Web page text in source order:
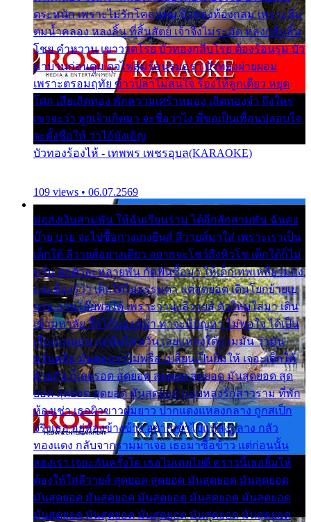
ตระหนัก เพราะไม่รักโคลนตม บัวทองท้องกลม เพราะลืม
ตมน้ำคลอง หลงลิ้น ที่สิ้นสัตย์ เจ้าจึงไม่ระมัด หลงกลิ่นลิ้น
โชย คำหวาน เขาวาดโรย บัวทองกลีบโรย ต้องร้อนรุม บัว
มาบานก่อนตูม ดุจไฟสุมร้อนรุมอุรา บัวทองผ่ายผอม
เพราะตรอมฤทัย ข้าวปลาไม่สนใจ ร้องไห้ลูกเดียว หยุด
โศก เสียเถิดทอง พักความเศร้าหมอง เถิดทองจ๋า ถึงใคร
เขาจะว่า ลูกเจ้าเกิดมา จะชื่อว่าไง พี่ขอเป็นเพื่อนปลอบใจ
จะตั้งชื่อให้ ว่าไอ้บังเอิญ
บัวทองร้องไห้ - เทพพร เพชรอุบล(KARAOKE)
109 views • 06.07.2569
พ่อส่งเงินสามพัน ให้ฉันเรียนราม ได้อีกสักสามพัน ฉันคง
บ๊าย บาย จะไปซื้อกางเกงยีนส์ ลีวายส์มาใส่ เพราะเราเป็น
เด็กใต้ ลีวายส์อย่างเดียว อยากจะโชว์ถึงหิวโซ เด็กใต้ก็ไม่
หวั่น ตกตัวละหลายพัน กัดฟันซื้อมา ให้เด็กเทพเหลียวมอง
และต้องรู้ว่า เด็กใต้ไม่ธรรมดา แต่สุดยอด เดินโยกย้ายเย
ยวน กวนโอ๊ยพอได้ เพราะว่านุ่งลีวายส์ ตัวใหม่ใส่มา เดิน
เข้ามหาลัย จิ๊กโก๊มองหน้า ท่าจะมีปัญหา ไม่พอใจ ได้เป็น
เรื่องแน่นอน แต่ฉันไม่หวั่น เลยแหลงใต้ถามมัน ว่ามัน
พรั่นพรือ มันตอบว่าไม่พรื่อ เปลี่ยนเป็นยิ้มให้ เจอะเด็กใต้
ด้วยกัน ก็เลยรอด สุดยอด สุดยอด สุดยอด มันสุดยอด สุด
ยอด สุดยอด สุดยอด มันสุดยอด แอบหลงรักสาวราม ที่พัก
ห้องเช่า เธอผิวขาวผมยาว ปากแดงแหลงกลาง ถูกสเป็ก
จริงเธอ อยู่ห้องข้างข้าง อยากเข้าไปแหลงกลาง กลัว
ทองแดง กลับจากรามมาเจอ เธอมาซื้อข้าว แต่ก่อนนั้น
สองเรา เจอะกันครั้งใด เธอไม่เคยไยดี คราวนี้เธอยิ้มให้
ต้องให้ใส่ลีวายส์ สุดยอด สุดยอด มันสุดยอด มันสุดยอด
มันสุดยอด มันสุดยอด มันสุดยอด มันสุดยอด มันสุดยอด
มันสุดยอด มันสุดยอด มันสุดยอด มันสุดยอด มันสุดยอด